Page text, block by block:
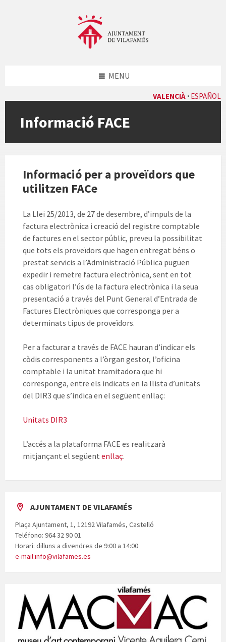
VALENCIÀ ESPAÑOL
MENU
Informació FACE
Informació per a proveïdors que
utilitzen FACe
La Llei 25/2013, de 27 de desembre, d’impuls de la
factura electrònica i creació del registre comptable
de factures en el sector públic, preveu la possibilitat
que tots els proveïdors que hagen entregat béns o
prestat servicis a l’Administració Pública puguen
expedir i remetre factura electrònica, sent en tot
cas obligatori l’ús de la factura electrònica i la seua
presentació a través del Punt General d’Entrada de
Factures Electròniques que corresponga per a
determinats tipus de proveïdors.
Per a facturar a través de FACE hauran d’indicar els
còdis corresponents a l’òrgan gestor, l’oficina
comptable i la unitat tramitadora que hi
corresponga, entre els indicats en la llista d’unitats
del DIR3 que s’indica en el següent enllaç:
Unitats DIR3
L’accés a la plataforma FACE es realitzarà
mitjançant el següent enllaç.
AJUNTAMENT DE VILAFAMÉS
Plaça Ajuntament, 1, 12192 Vilafamés, Castelló
Teléfono: 964 32 90 01
Horari: dilluns a divendres de 9:00 a 14:00
e-mail:info@vilafames.es